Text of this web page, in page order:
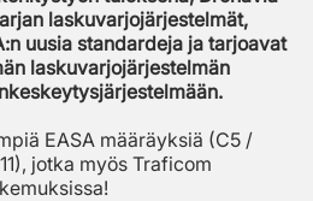
laskuvarjojärjestelmät,
uusia standardeja ja tarjoavat
laskuvarjojärjestelmän
EASA määräyksiä (C5 /
jotka myös Traficom